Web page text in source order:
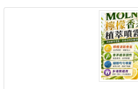
🍋酸甜回甘・一吃就涮嘴
飯前開胃、飯後解膩必備小
人氣熱賣的甘草檸檬皇
嚴選檸檬搭配甘草粉，香氣